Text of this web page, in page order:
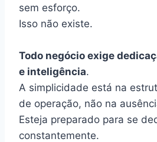
sem esforço.
Isso não existe.
Todo negócio exige
e inteligência.
A simplicidade está na
de operação, não na
Esteja preparado para se
constantemente.